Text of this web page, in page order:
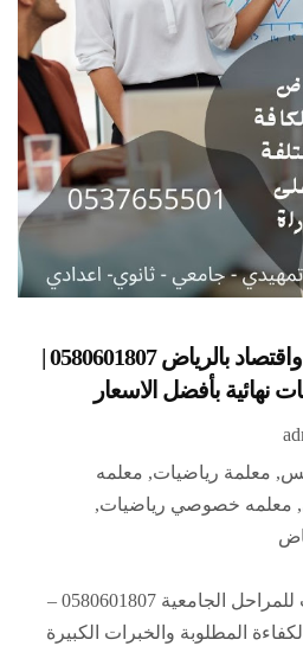
معلمة مدرسة احصاء واقتصاد بالرياض 0580601807 |
نهائية بأفضل الاسعار
, معلمة رياضيات, معلمه
, معلمه خصوصي رياضيات,
مدرسة احصاء ورياضيات للمراحل الجامعية 0580601807 –
المطلوبة والخبرات الكبيرة